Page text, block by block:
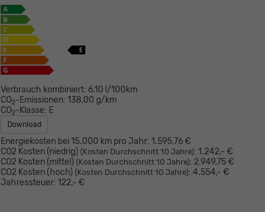
Verbrauch kombiniert: 6,10 l/100km
CO2-Emissionen: 138,00 g/km
CO2-Klasse: E
Download
Energiekosten bei 15.000 km pro Jahr: 1.595,76 €
CO2 Kosten (niedrig) (Kosten Durchschnitt 10 Jahre): 1.242,- €
CO2 Kosten (mittel) (Kosten Durchschnitt 10 Jahre): 2.949,75 €
CO2 Kosten (hoch) (Kosten Durchschnitt 10 Jahre): 4.554,- €
Jahressteuer: 122,- €